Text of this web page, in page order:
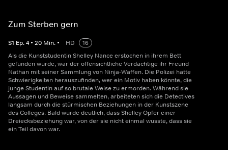
Zum Sterben gern
S1 Ep.4 • 20 Min. • HD
16
Als die Kunststudentin Shelley Nance erstochen in ihrem Bett
gefunden wurde, war der offensichtliche Verdächtige ihr Freund
Nathan mit seiner Sammlung von Ninja-Waffen. Die Polizei hatte
Schwierigkeiten herauszufinden, wer ein Motiv haben könnte, die
junge Studentin auf so brutale Weise zu ermorden. Während sie
Aussagen und Beweise sammelten, arbeiteten sich die Detectives
langsam durch die stürmischen Beziehungen in der Kunstszene
des Colleges. Bald wurde deutlich, dass Shelley Opfer einer
Dreiecksbeziehung war, von der sie nicht einmal wusste, dass sie
ein Teil davon war.